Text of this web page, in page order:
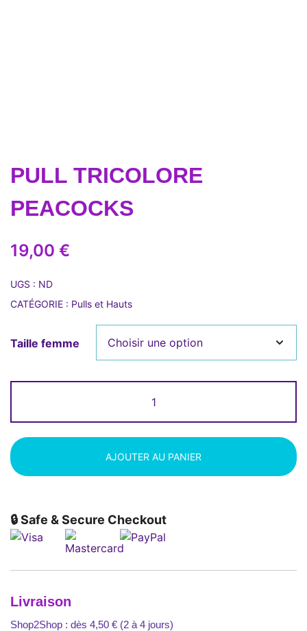
PULL TRICOLORE
PEACOCKS
19,00 €
UGS : ND
CATÉGORIE : Pulls et Hauts
Taille femme
de
Pull
tricolore
Peacocks
AJOUTER AU PANIER
🔒 Safe & Secure Checkout
Livraison
Shop2Shop : dès 4,50 € (2 à 4 jours)